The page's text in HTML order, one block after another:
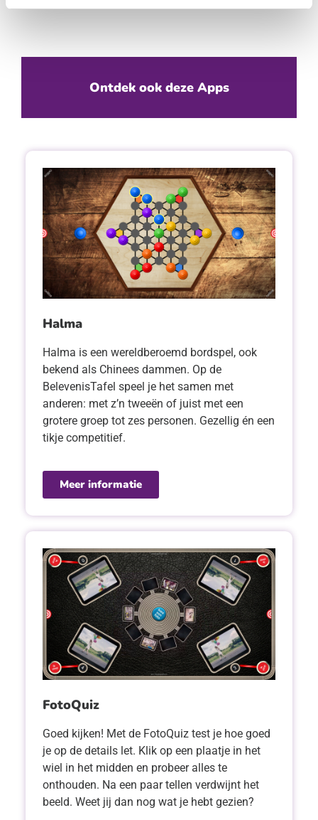
Ontdek ook deze Apps
Halma
Halma is een wereldberoemd bordspel, ook
bekend als Chinees dammen. Op de
BelevenisTafel speel je het samen met
anderen: met z’n tweeën of juist met een
grotere groep tot zes personen. Gezellig én een
tikje competitief.
Meer informatie
FotoQuiz
Goed kijken! Met de FotoQuiz test je hoe goed
je op de details let. Klik op een plaatje in het
wiel in het midden en probeer alles te
onthouden. Na een paar tellen verdwijnt het
beeld. Weet jij dan nog wat je hebt gezien?